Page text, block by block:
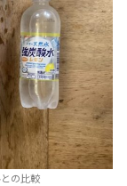
の比較